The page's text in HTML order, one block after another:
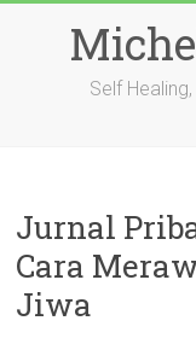
Self
Jurnal
Cara
Jiwa